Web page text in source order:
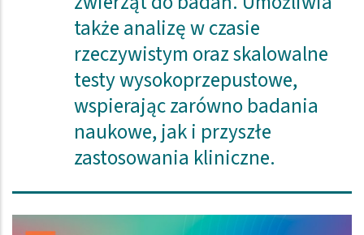
także analizę w czasie
rzeczywistym oraz skalowalne
testy wysokoprzepustowe,
wspierając zarówno badania
naukowe, jak i przyszłe
zastosowania kliniczne.
Obraz (old)